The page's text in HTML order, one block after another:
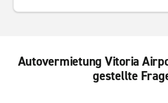
Autovermietung Vitoria
gestellte